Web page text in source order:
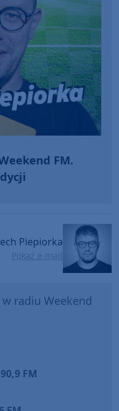
FM.
Piepiorka
Pokaż e-mail
w radiu Weekend
90,9 FM